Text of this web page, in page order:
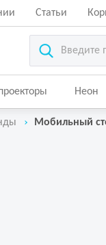
Статьи
Неон
Мобильный